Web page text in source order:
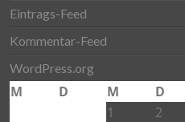
Eintrags-Feed
Kommentar-Feed
WordPress.org
M D M D
1
2